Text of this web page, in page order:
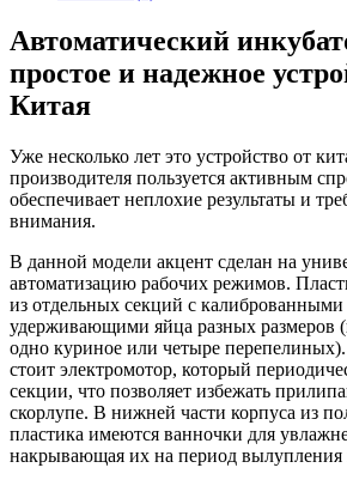
Автоматический
простое и надежное
Китая
Уже несколько лет это устройство от
производителя пользуется активным
обеспечивает неплохие результаты и
внимания.
В данной модели акцент сделан на
автоматизацию рабочих режимов.
из отдельных секций с
удерживающими яйца разных размеров
одно куриное или четыре
стоит электромотор, который
секции, что позволяет избежать
скорлупе. В нижней части корпуса из
пластика имеются ванночки для
накрывающая их на период вылупления